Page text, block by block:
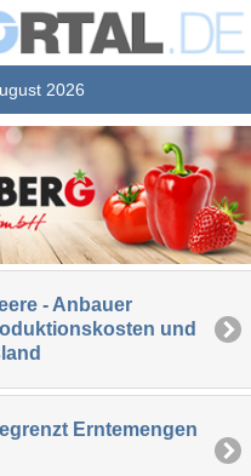
2026
- Anbauer
und
Erntemengen